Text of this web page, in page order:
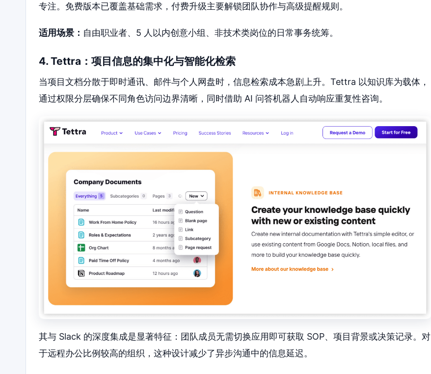
专注。免费版本已覆盖基础需求，付费升级主要解锁团队协作与高级提醒规则。
适用场景： 自由职业者、5 人以内创意小组、非技术类岗位的日常事务统筹。
4. Tettra：项目信息的集中化与智能化检索
当项目文档分散于即时通讯、邮件与个人网盘时，信息检索成本急剧上升。Tettra 以知识库为载体，
通过权限分层确保不同角色访问边界清晰，同时借助 AI 问答机器人自动响应重复性咨询。
其与 Slack 的深度集成是显著特征：团队成员无需切换应用即可获取 SOP、项目背景或决策记录。对
于远程办公比例较高的组织，这种设计减少了异步沟通中的信息延迟。